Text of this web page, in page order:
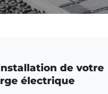
de votre
électrique